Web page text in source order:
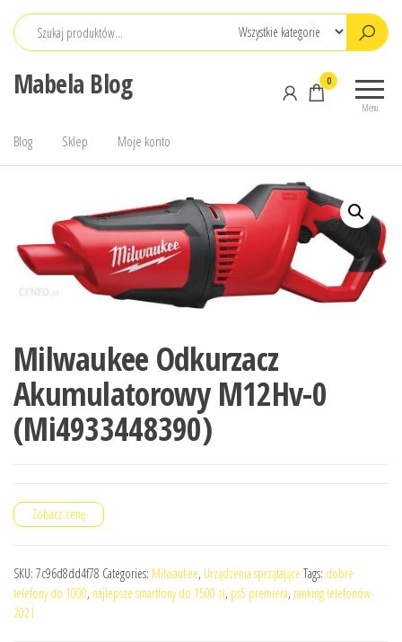
Przejdź
Mabela Blog
Menu
0
Blog Sklep Moje konto
Milwaukee Odkurzacz
Akumulatorowy M12Hv-0
(Mi4933448390)
Zobacz cenę
SKU: 7c96d8dd4f78 Categories: Milwaukee, Urządzenia sprzątające Tags: dobre
telefony do 1000, najlepsze smartfony do 1500 zł, ps5 premiera, ranking telefonów
2021